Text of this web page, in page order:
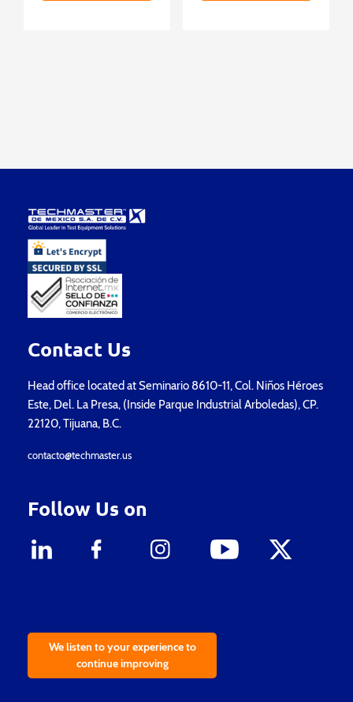
Contact Us
Head office located at Seminario 8610-11, Col. Niños Héroes
Este, Del. La Presa, (Inside Parque Industrial Arboledas), CP.
22120, Tijuana, B.C.
contacto@techmaster.us
Follow Us on
We listen to your experience to
continue improving